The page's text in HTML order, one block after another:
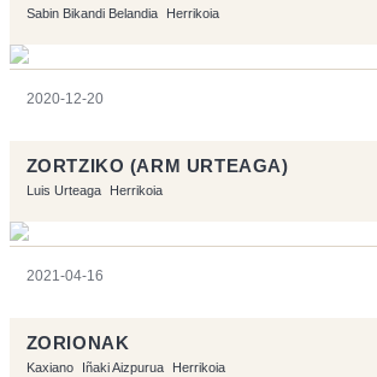
Sabin Bikandi Belandia Herrikoia
2020-12-20
ZORTZIKO (ARM URTEAGA)
Luis Urteaga Herrikoia
2021-04-16
ZORIONAK
Kaxiano Iñaki Aizpurua Herrikoia